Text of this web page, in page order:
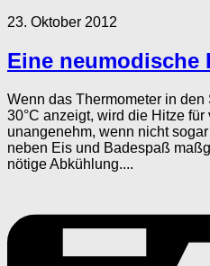
23. Oktober 2012
Eine neumodische
Wenn das Thermometer in
30°C anzeigt, wird die Hitze für
unangenehm, wenn nicht
neben Eis und Badespaß
nötige Abkühlung....